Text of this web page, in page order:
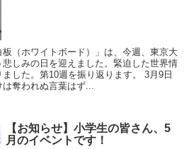
（ホワイトボード）」は、今週、東京大
しみの日を迎えました。緊迫した世界情
した。第10週を振り返ります。 3月9日
は奪われぬ言葉はず...
【お知らせ】小学生の皆さん、5
月のイベントです！